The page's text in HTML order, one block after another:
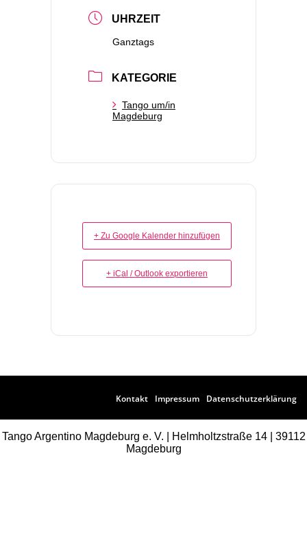
UHRZEIT
Ganztags
KATEGORIE
Tango um/in
Magdeburg
+ Zu Google Kalender hinzufügen
+ iCal / Outlook exportieren
Kontakt Impressum Datenschutzerklärung
Tango Argentino Magdeburg e. V. | Helmholtzstraße 14 | 39112
Magdeburg